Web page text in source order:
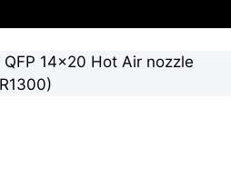
QFP 14×20 Hot Air nozzle